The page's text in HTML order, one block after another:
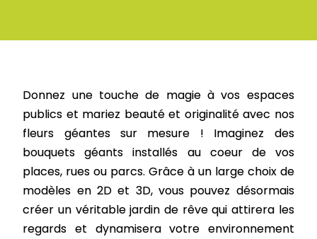
Donnez une touche de magieà vos espaces
publics et mariez beauté et originalité avec nos
fleurs géantes sur mesure ! Imaginez des
bouquets géants installés au coeur de vos
places, rues ou parcs. Grâce à un large choixde
modèles en2D et 3D, vous pouvez désormais
créer un véritable jardin de rêve qui attirera les
regards et dynamisera votre environnement